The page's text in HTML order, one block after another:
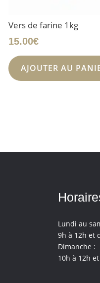
Vers de farine 1kg
15.00€
AJOUTER AU
Lundi au
9h à 12h et
Dimanche :
10h à 12h